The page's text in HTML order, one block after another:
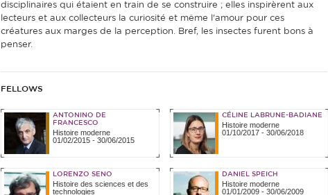
disciplinaires qui étaient en train de se construire ; elles inspirèrent aux
lecteurs et aux collecteurs la curiosité et même l'amour pour ces
créatures aux marges de la perception. Bref, les insectes furent bons à
penser.
FELLOWS
ANTONINO DE
FRANCESCO
Histoire moderne
01/02/2015- 30/06/2015
CÉLINE LABRUNE-BADIANE
Histoire moderne
01/10/2017- 30/06/2018
LORENZO SENO
Histoire des sciences et des
technologies
DANIEL SPEICH
Histoire moderne
01/01/2009- 30/06/2009